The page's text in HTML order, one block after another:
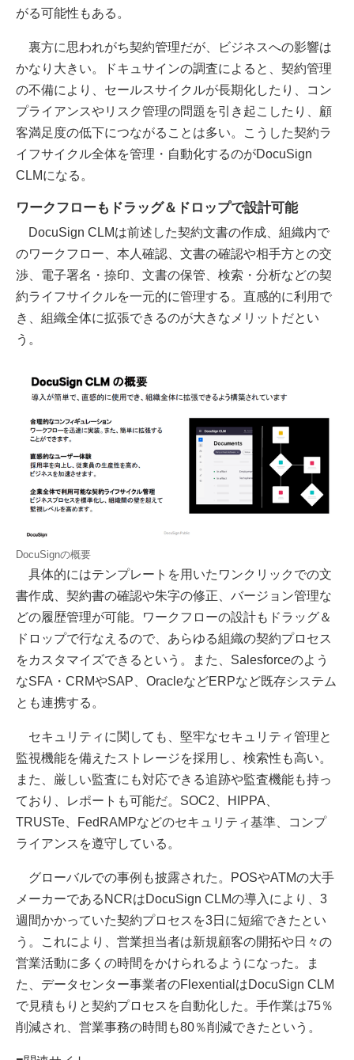
がる可能性もある。
裏方に思われがち契約管理だが、ビジネスへの影響は
かなり大きい。ドキュサインの調査によると、契約管理
の不備により、セールスサイクルが長期化したり、コン
プライアンスやリスク管理の問題を引き起こしたり、顧
客満足度の低下につながることは多い。こうした契約ラ
イフサイクル全体を管理・自動化するのがDocuSign
CLMになる。
ワークフローもドラッグ＆ドロップで設計可能
DocuSign CLMは前述した契約文書の作成、組織内で
のワークフロー、本人確認、文書の確認や相手方との交
渉、電子署名・捺印、文書の保管、検索・分析などの契
約ライフサイクルを一元的に管理する。直感的に利用で
き、組織全体に拡張できるのが大きなメリットだとい
う。
DocuSignの概要
具体的にはテンプレートを用いたワンクリックでの文
書作成、契約書の確認や朱字の修正、バージョン管理な
どの履歴管理が可能。ワークフローの設計もドラッグ＆
ドロップで行なえるので、あらゆる組織の契約プロセス
をカスタマイズできるという。また、Salesforceのよう
なSFA・CRMやSAP、OracleなどERPなど既存システム
とも連携する。
セキュリティに関しても、堅牢なセキュリティ管理と
監視機能を備えたストレージを採用し、検索性も高い。
また、厳しい監査にも対応できる追跡や監査機能も持っ
ており、レポートも可能だ。SOC2、HIPPA、
TRUSTe、FedRAMPなどのセキュリティ基準、コンプ
ライアンスを遵守している。
グローバルでの事例も披露された。POSやATMの大手
メーカーであるNCRはDocuSign CLMの導入により、3
週間かかっていた契約プロセスを3日に短縮できたとい
う。これにより、営業担当者は新規顧客の開拓や日々の
営業活動に多くの時間をかけられるようになった。ま
た、データセンター事業者のFlexentialはDocuSign CLM
で見積もりと契約プロセスを自動化した。手作業は75％
削減され、営業事務の時間も80％削減できたという。